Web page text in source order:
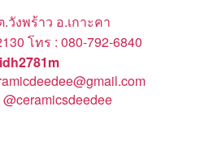
วังพร้าว อ.เกาะคา
โทร : 080-792-6840
@ceramicsdeedee